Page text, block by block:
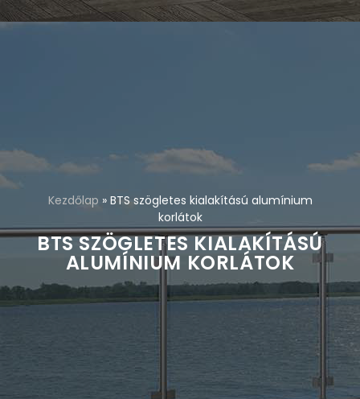
Kezdőlap » BTS szögletes kialakítású alumínium
korlátok
BTS SZÖGLETES KIALAKÍTÁSÚ
ALUMÍNIUM KORLÁTOK